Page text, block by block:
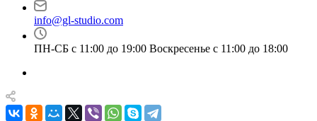
info@gl-studio.com
ПН-СБ с 11:00 до 19:00 Воскресенье с 11:00 до 18:00